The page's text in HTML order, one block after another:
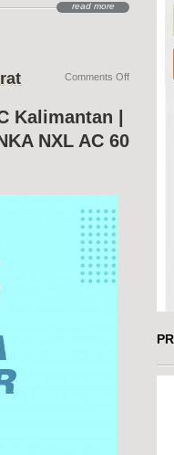
read more
Kalimantan |
NXL AC 60
Comments Offon